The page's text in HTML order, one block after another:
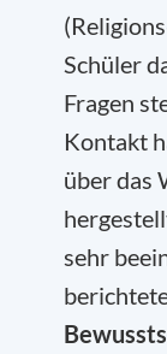
Schüler
Fragen
Kontakt
über das
sehr